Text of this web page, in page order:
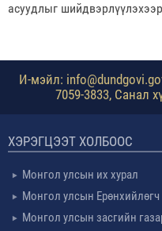
асуудлыг
И-мэйл:
7059-3833, Санал
ХЭРЭГЦЭЭТ ХОЛБООС
Монгол улсын их хурал
Монгол улсын Ерөнхийлөгч
Монгол улсын засгийн